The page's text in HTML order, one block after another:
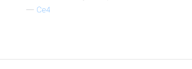
— Ce4